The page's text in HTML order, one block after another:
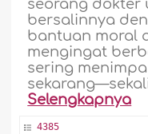
seorang dokter
bersalinnya
bantuan moral
mengingat
sering
Selengkapnya
4385